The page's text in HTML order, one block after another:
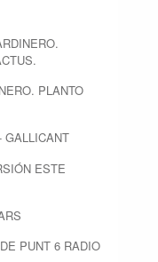
PLANTO
GALLICANT
ESTE
PUNT 6 RADIO